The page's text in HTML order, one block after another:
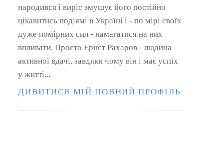
народився і виріс змушує його постійно
цікавитись подіямі в Україні і - по мірі своїх
дуже помірних сил - намагатися на них
впливати. Просто Ернст Рахаров - людина
активної вдачі, завдяки чому він і має успіх
у житті...
ДИВИТИСЯ МІЙ ПОВНИЙ ПРОФІЛЬ